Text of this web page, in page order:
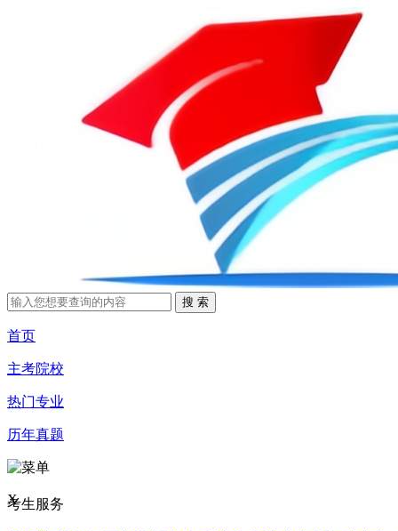
首页
主考院校
热门专业
历年真题
X
考生服务